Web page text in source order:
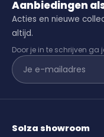
Aanbiedingen
Acties en nieuwe
altijd.
Door je in te schrijven ga
Solza showroom